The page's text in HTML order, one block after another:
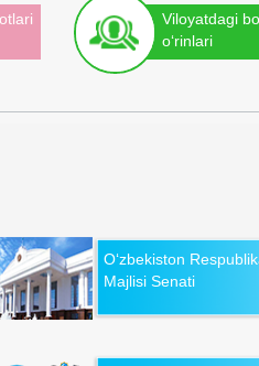
Viloyatdagi
o‘rinlari
O‘zbekiston
Majlisi Senati